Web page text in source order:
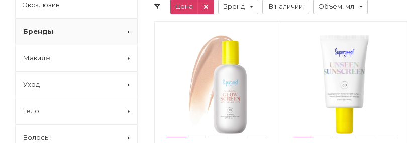
Цена Бренд В наличии Объем, мл
Эксклюзив
Бренды
Макияж
Уход
Тело
Волосы